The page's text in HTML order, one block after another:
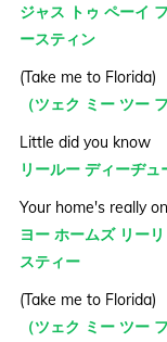
ジャス トゥ ペーイ
ースティン
(Take me to Florida)
（ツェク ミー ツー
Little did you know
リールー ディーヂュ
Your home's really
ヨー ホームズ リー
スティー
(Take me to Florida)
（ツェク ミー ツー